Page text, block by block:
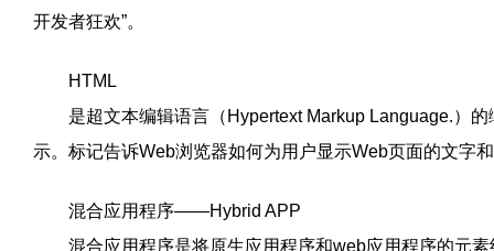
开发者狂欢”。
HTML
是超文本编辑语言（Hypertext Markup Language.）的
示。标记告诉Web浏览器如何为用户显示Web页面的文字
混合应用程序——Hybrid APP
混合应用程序是将原生应用程序和web应用程序的元素